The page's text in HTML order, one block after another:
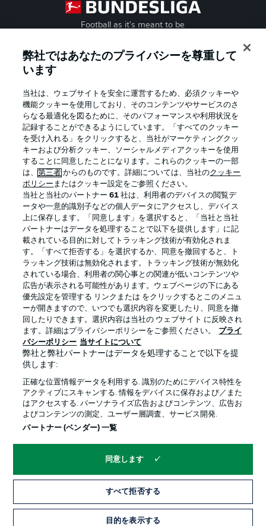
Football as it's meant to be
Official Partners
プライバシー・ポリシー 優先設定を管理する
利用条件 放送局
求人 選手
当サイトについて
© 2026 Bundesliga-Gruppe GmbH
言語をお選びください
Display Mode
弊社ではあなたのプライバシーを尊重して
います
当社は、ウェブサイトを安全に運営するため、必須クッキーや
機能クッキーを使用しており、そのコンテンツやサービスのさ
らなる最適化を図るために、そのパフォーマンスや利用状況を
記録することができるようにしています。「すべてのクッキー
を受け入れる」をクリックすると、当社がマーケティングクッ
キーおよび分析クッキー、ソーシャルメディアクッキーを使用
することに同意したことになります。これらのクッキーの一部
は、第三者 からのものです。詳細については、当社のクッキー
ポリシー またはクッキー設定をご参照ください。
当社と当社のパートナー61 社は、利用者のデバイスの閲覧デ
ータや一意的識別子などの個人データにアクセスし、デバイス
上に保存します。「同意します」を選択すると、「当社と当社
パートナーはデータを処理することで以下を提供します」に記
載されている目的に対してトラッキング技術が有効化されま
す。「すべて拒否する」を選択するか、同意を撤回すると、ト
ラッキング技術は無効化されます。トラッキング技術が無効化
されている場合、利用者の関心事との関連が低いコンテンツや
広告が表示される可能性があります。ウェブページの下にある
優先設定を管理する リンクまたは をクリックするとこのメニュ
ーが開きますので、いつでも選択内容を変更したり、同意を撤
回したりできます。選択内容は当社の ウェブサイト に反映され
ます。詳細はプライバシーポリシーをご参照ください。
プライ
バシーポリシー 当サイトについて
弊社と弊社パートナーはデータを処理することで以下を提
供します:
正確な位置情報データを利用する. 識別のためにデバイス特性を
アクティブにスキャンする. 情報をデバイスに保存および／また
はアクセスする. パーソナライズ広告およびコンテンツ、広告お
よびコンテンツの測定、ユーザー層調査、サービス開発.
パートナー (ベンダー) 一覧
同意します
すべて拒否する
目的を表示する